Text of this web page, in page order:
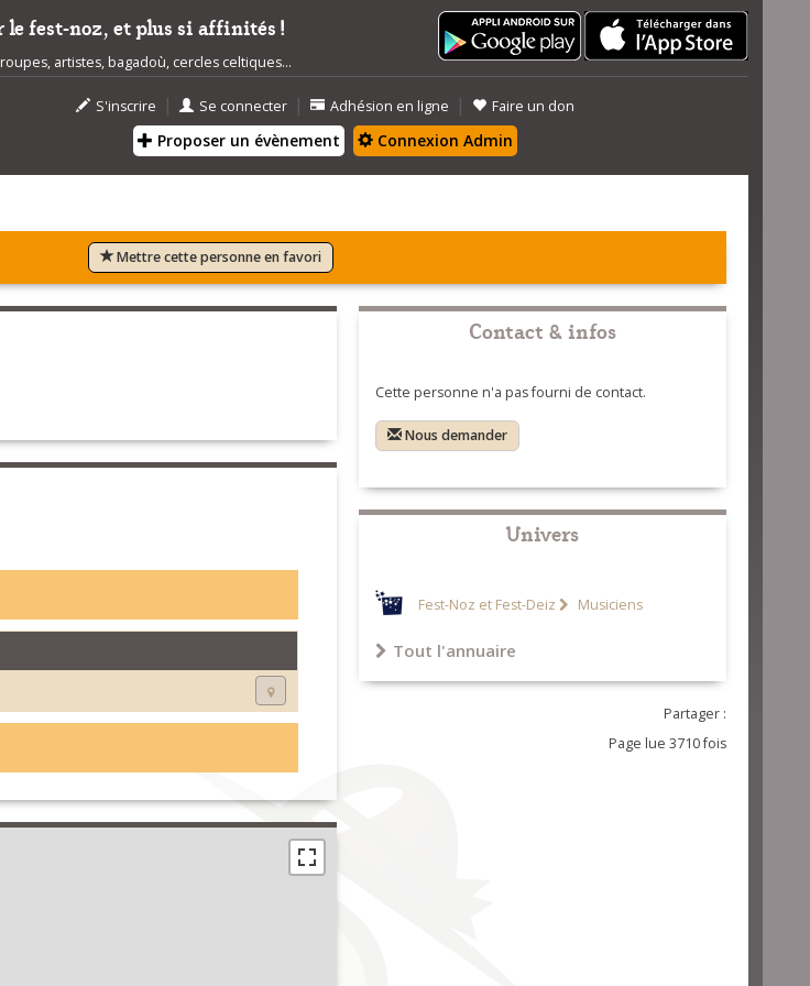
le fest-noz, et plus si affinités !
artistes, bagadoù, cercles celtiques...
S'inscrire | Se connecter | Adhésion en ligne | Faire un don
Proposer un évènement Connexion Admin
Mettre cette personne en favori
Contact & infos
Cette personne n'a pas fourni de contact.
Nous demander
Univers
Fest-Noz et Fest-Deiz Musiciens
Tout l'annuaire
Partager :
Page lue 3710 fois